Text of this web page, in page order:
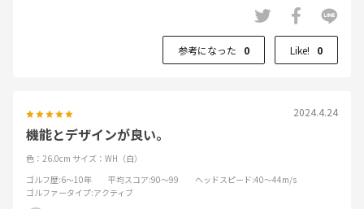
パターを打つときもキラッと光ってオシャレです。
参考になった 0 Like! 0
2024.4.24
機能とデザインが良い。
色：26.0cm サイズ：WH（白）
ゴルフ歴:6～10年 平均スコア:90～99 ヘッドスピード:40～44m/s
ゴルファータイプ:アクティブ